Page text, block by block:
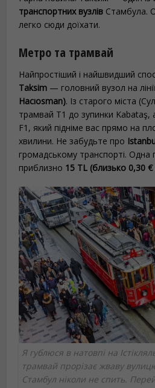
транспортних вузлів Стамбула.
легко сюди доїхати.
Метро та трамвай
Найпростіший і найшвидший
Taksim — головний вузол на лінії
Hacıosman). Із старого міста
трамвай T1 до зупинки Kabataş,
F1, який підніме вас прямо на
хвилини. Не забудьте про
громадському транспорті. Одна
приблизно 15 TL (близько 0,30
Я гублюся в натовпі на
трамвай прорізає жваву
Стамбул ніколи не спить.